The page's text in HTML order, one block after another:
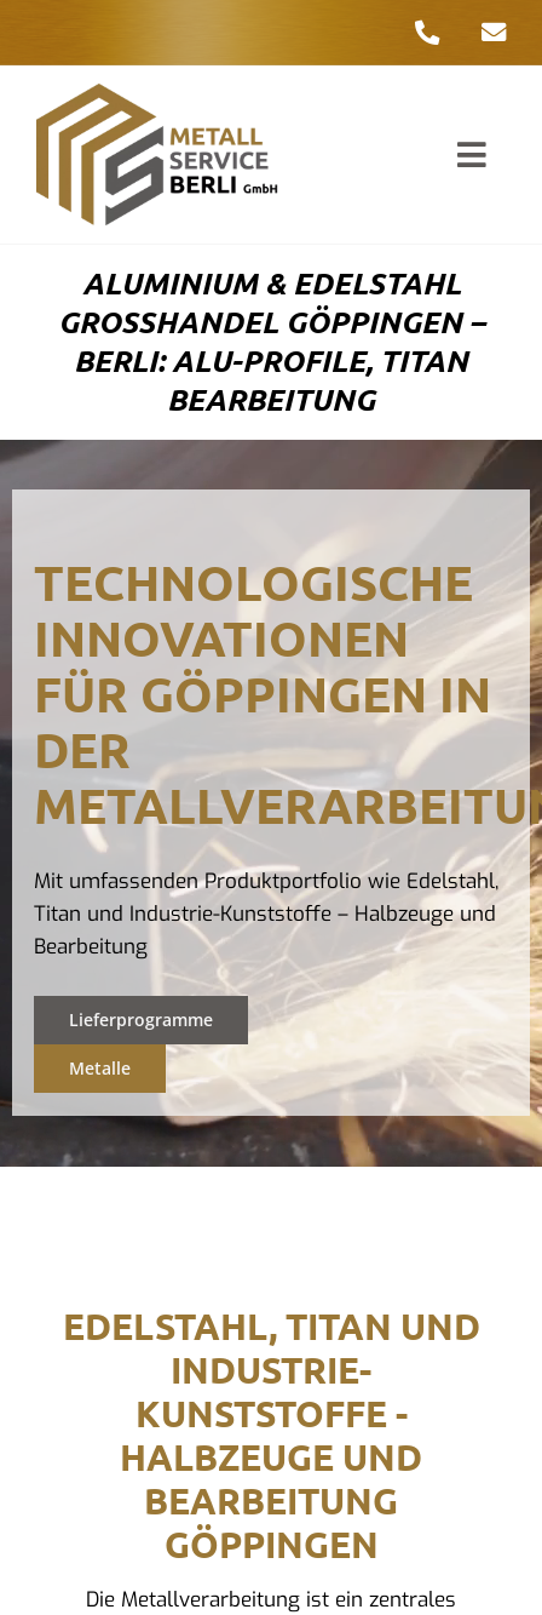
ALUMINIUM & EDELSTAHL
GROSSHANDEL GÖPPINGEN – B
ERLI: ALU-PROFILE, TITAN B
EARBEITUNG
TECHNOLOGISCHE
INNOVATIONEN
FÜR GÖPPINGEN IN
DER
Mit umfassenden Produktportfolio wie Edelstahl,
Titan und Industrie-Kunststoffe – Halbzeuge und
Bearbeitung
Lieferprogramme
Metalle
EDELSTAHL, TITAN UND
INDUSTRIE-
KUNSTSTOFFE -
HALBZEUGE UND
BEARBEITUNG
GÖPPINGEN
Die Metallverarbeitung ist ein zentrales